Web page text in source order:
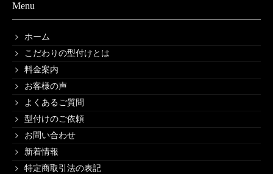
Menu
ホーム
こだわりの型付けとは
料金案内
お客様の声
よくあるご質問
型付けのご依頼
お問い合わせ
新着情報
特定商取引法の表記